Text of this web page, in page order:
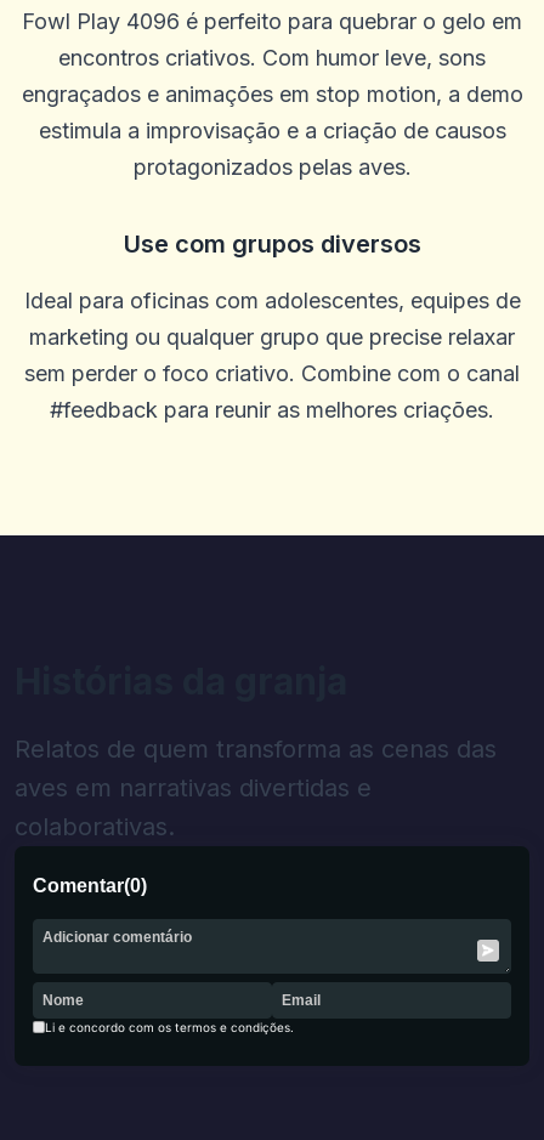
Fowl Play 4096 é perfeito para quebrar o gelo em
encontros criativos. Com humor leve, sons
engraçados e animações em stop motion, a demo
estimula a improvisação e a criação de causos
protagonizados pelas aves.
Use com grupos diversos
Ideal para oficinas com adolescentes, equipes de
marketing ou qualquer grupo que precise relaxar
sem perder o foco criativo. Combine com o canal
#feedback para reunir as melhores criações.
Relatos de quem transforma as cenas das
aves em narrativas divertidas e
colaborativas.
Comentar(0)
Li e concordo com os termos e condições.